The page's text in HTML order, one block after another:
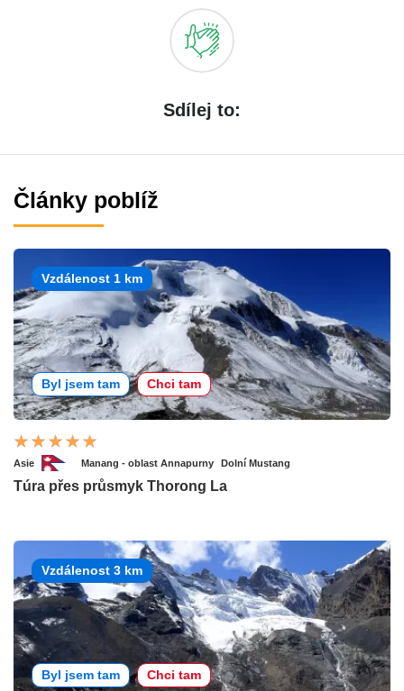
Sdílej to:
Články poblíž
Vzdálenost 1 km
Byl jsem tam Chci tam
Asie Manang - oblast Annapurny Dolní Mustang
Túra přes průsmyk Thorong La
Vzdálenost 3 km
Byl jsem tam Chci tam